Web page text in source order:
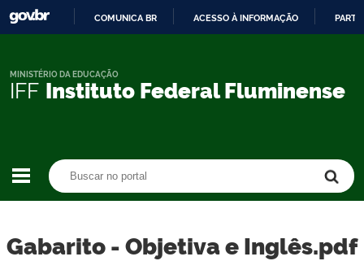
CONTEÚDO
COMUNICA BR ACESSO À INFORMAÇÃO
IFF Instituto Federal Fluminense
MINISTÉRIO DA EDUCAÇÃO
Gabarito - Objetiva e Inglês.pdf